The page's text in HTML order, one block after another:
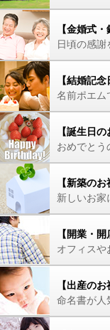
【金婚式
日頃の感謝
【結婚記念
名前ポエム
【誕生日の
おめでとう
【新築のお
新しいお家
【開業・開
オフィスや
【出産のお
命名書が人